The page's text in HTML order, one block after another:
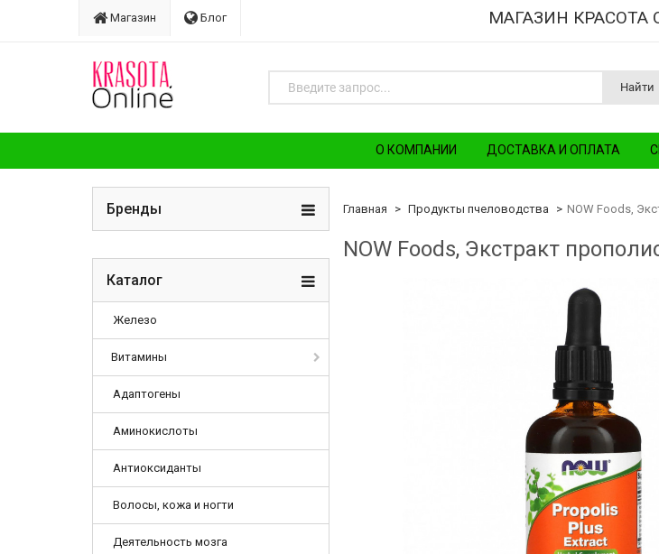
Магазин Блог МАГАЗИН КРАСОТА
Найти
О КОМПАНИИ ДОСТАВКА И ОПЛАТА
Бренды
Каталог
Железо
Витамины
Адаптогены
Аминокислоты
Антиоксиданты
Волосы, кожа и ногти
Деятельность мозга
Главная Продукты пчеловодства NOW Foods,
NOW Foods, Экстракт